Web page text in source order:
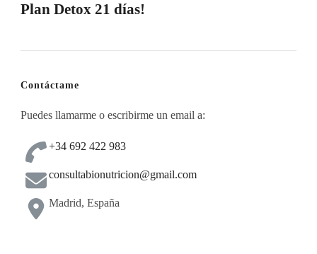
Plan Detox 21 días!
Contáctame
Puedes llamarme o escribirme un email a:
+34 692 422 983
consultabionutricion@gmail.com
Madrid, España